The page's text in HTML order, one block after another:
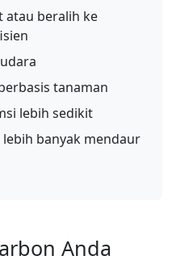
atau beralih ke
tanaman
lebih sedikit
banyak mendaur
Anda